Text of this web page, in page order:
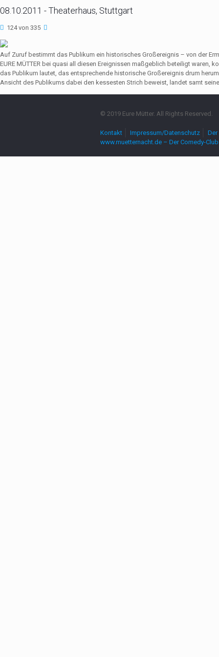
08.10.2011 - Theaterhaus, Stuttgart
124 von 335
Auf Zuruf bestimmt das Publikum ein historisches Großereignis – von der
EURE MÜTTER bei quasi all diesen Ereignissen maßgeblich beteiligt waren,
das Publikum lautet, das entsprechende historische Großereignis drum
Ansicht des Publikums dabei den kessesten Strich beweist, landet samt
© 2019 Eure Mütter. All Rights Reserved.
Kontakt Impressum/Datenschutz
www.muetternacht.de – Der Comedy-Club